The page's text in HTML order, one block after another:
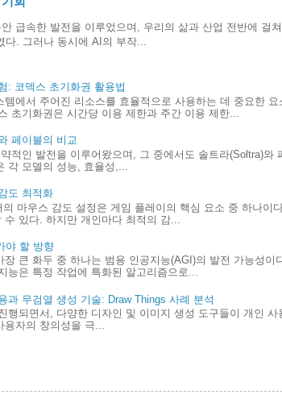
급속한 발전을 이루었으며, 우리의 삶과 산업 전반에
다. 그러나 동시에 AI의 부작...
: 코덱스 초기화권 활용법
템에서 주어진 리소스를 효율적으로 사용하는 데 중요한
초기화권은 시간당 이용 제한과 주간 이용 제한...
페이블의 비교
적인 발전을 이루어왔으며, 그 중에서도 솔트라(Soltra)
각 모델의 성능, 효율성,...
도 최적화
마우스 감도 설정은 게임 플레이의 핵심 요소 중 하나
있다. 하지만 개인마다 최적의 감...
야 할 방향
장 큰 화두 중 하나는 범용 인공지능(AGI)의 발전 가능성
능은 특정 작업에 특화된 알고리즘으로...
과 무검열 생성 기술: Draw Things 사례 분석
행되면서, 다양한 디자인 및 이미지 생성 도구들이 개인
용자의 창의성을 극...